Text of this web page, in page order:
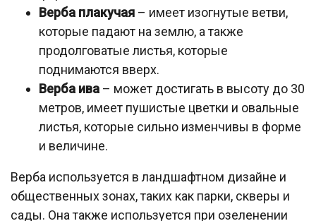
Верба плакучая – имеет изогнутые ветви,
которые падают на землю, а также
продолговатые листья, которые
поднимаются вверх.
Верба ива– может достигать в высоту до 30
метров, имеет пушистые цветки и овальные
листья, которые сильно изменчивы в форме
и величине.
Верба используется в ландшафтном дизайне и
общественных зонах, таких как парки, скверы и
сады. Она также используется при озеленении